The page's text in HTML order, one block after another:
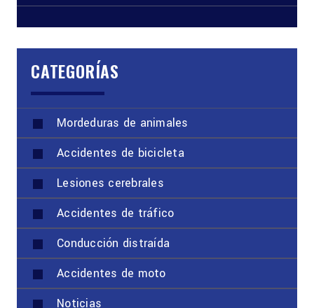
CATEGORÍAS
Mordeduras de animales
Accidentes de bicicleta
Lesiones cerebrales
Accidentes de tráfico
Conducción distraída
Accidentes de moto
Noticias